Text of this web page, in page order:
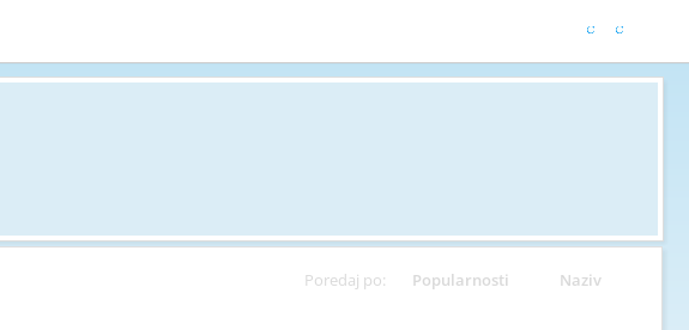
Poredaj po: Popularnosti Naziv